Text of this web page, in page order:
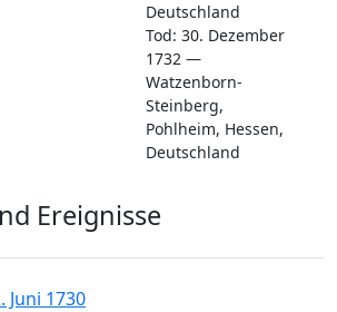
Deutschland
Tod: 30. Dezember
1732—
Watzenborn-
Steinberg,
Pohlheim, Hessen,
Deutschland
Ereignisse
Juni 1730